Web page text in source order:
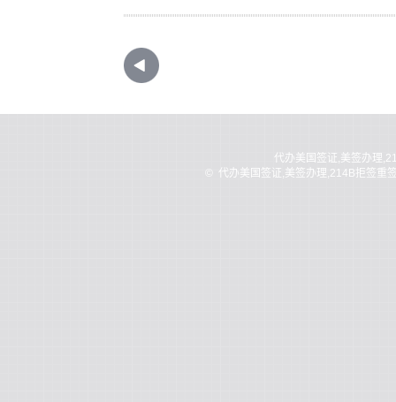
代办美国签证,美签办理
代办美国签证,美签办理,214B拒签重